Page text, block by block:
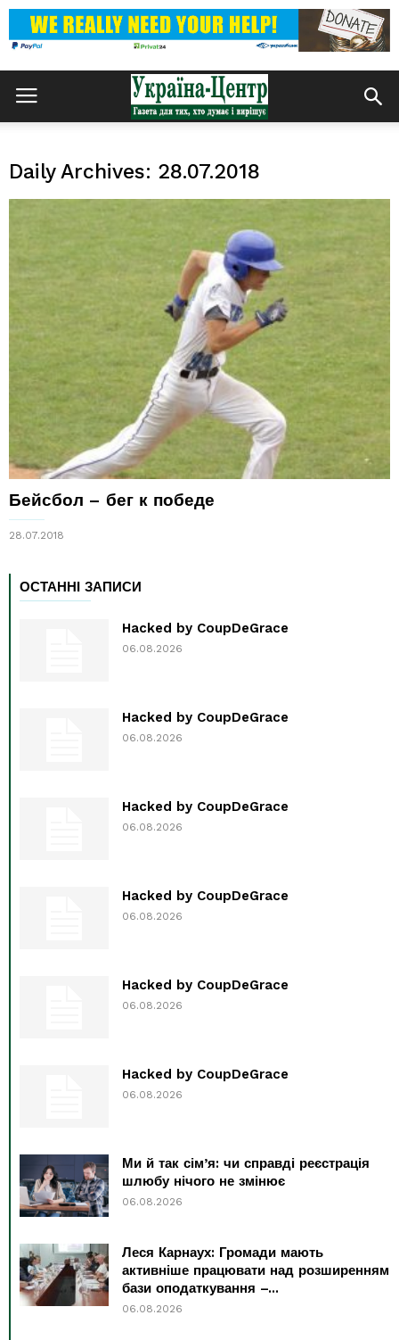
Daily Archives: 28.07.2018
Бейсбол – бег к победе
28.07.2018
ОСТАННІ ЗАПИСИ
Hacked by CoupDeGrace
06.08.2026
Hacked by CoupDeGrace
06.08.2026
Hacked by CoupDeGrace
06.08.2026
Hacked by CoupDeGrace
06.08.2026
Hacked by CoupDeGrace
06.08.2026
Hacked by CoupDeGrace
06.08.2026
Ми й так сім’я: чи справді реєстрація
шлюбу нічого не змінює
06.08.2026
Леся Карнаух: Громади мають
активніше працювати над розширенням
бази оподаткування –...
06.08.2026